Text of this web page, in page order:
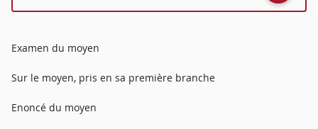
Examen du moyen
Sur le moyen, pris en sa première branche
Enoncé du moyen